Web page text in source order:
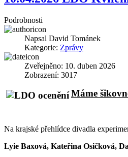
Podrobnosti
Napsal David Tománek
Kategorie: Zprávy
Zveřejněno: 10. duben 2026
Zobrazení: 3017
Máme
Na krajské přehlídce divadla
Lyie Baxová, Kateřina Osičková,